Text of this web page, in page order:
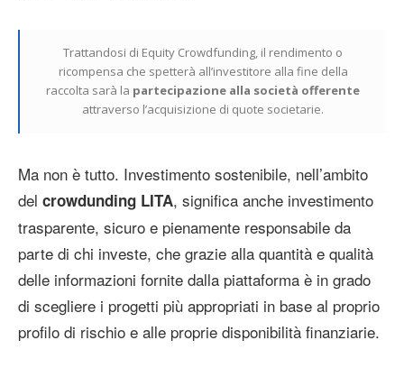
Trattandosi di Equity Crowdfunding, il rendimento o
ricompensa che spetterà all’investitore alla fine della
raccolta sarà la partecipazione alla società offerente
attraverso l’acquisizione di quote societarie.
Ma non è tutto. Investimento sostenibile, nell’ambito
del crowdunding LITA, significa anche investimento
trasparente, sicuro e pienamente responsabile da
parte di chi investe, che grazie alla quantità e qualità
delle informazioni fornite dalla piattaforma è in grado
di scegliere i progetti più appropriati in base al proprio
profilo di rischio e alle proprie disponibilità finanziarie.